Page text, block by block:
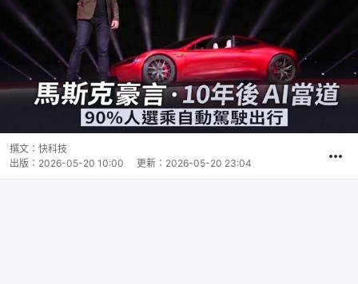
撰文： 快科技
出版： 2026-05-20 10:00 更新： 2026-05-20 23:04